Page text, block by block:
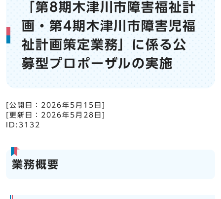
「第8期木津川市障害福祉計
画・第4期木津川市障害児福
祉計画策定業務」に係る公
募型プロポーザルの実施
[公開日： 2026年5月15日
[更新日： 2026年5月28日
ID:3132
業務概要